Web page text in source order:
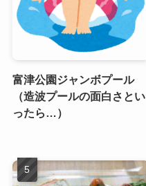
富津公園ジャンボプール
（造波プールの面白さとい
ったら…）